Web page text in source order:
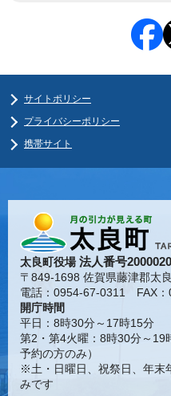
サイトポリシー
プライバシーポリシー
携帯サイト
太良町役場法人番号
〒849-1698 佐賀県藤津郡太
電話：0954-67-0311 FAX：
開庁時間
平日：8時30分～17時15分
第2・第4火曜：8時30分～19
予約の方のみ）
※土・日曜日、祝祭日、年末
みです